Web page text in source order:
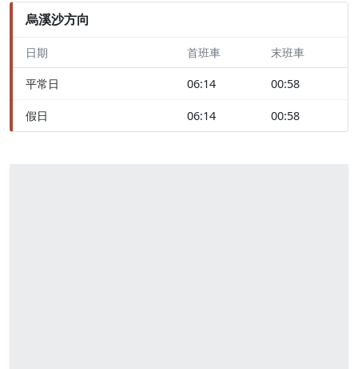
烏溪沙方向
日期 首班車 末班車
平常日 06:14 00:58
假日 06:14 00:58